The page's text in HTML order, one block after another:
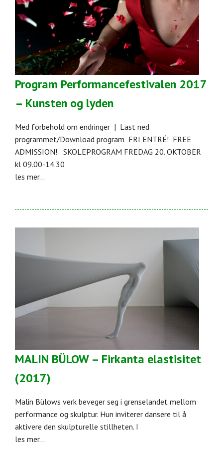
Program Performancefestivalen 2017
– Kunsten og lyden
Med forbehold om endringer | Last ned
programmet/Download program FRI ENTRÉ! FREE
ADMISSION! SKOLEPROGRAM FREDAG 20. OKTOBER
kl 09.00-14.30
les mer...
MALIN BÜLOW – Firkanta elastisitet
(2017)
Malin Bülows verk beveger seg i grenselandet mellom
performance og skulptur. Hun inviterer dansere til å
aktivere den skulpturelle stillheten. I
les mer...